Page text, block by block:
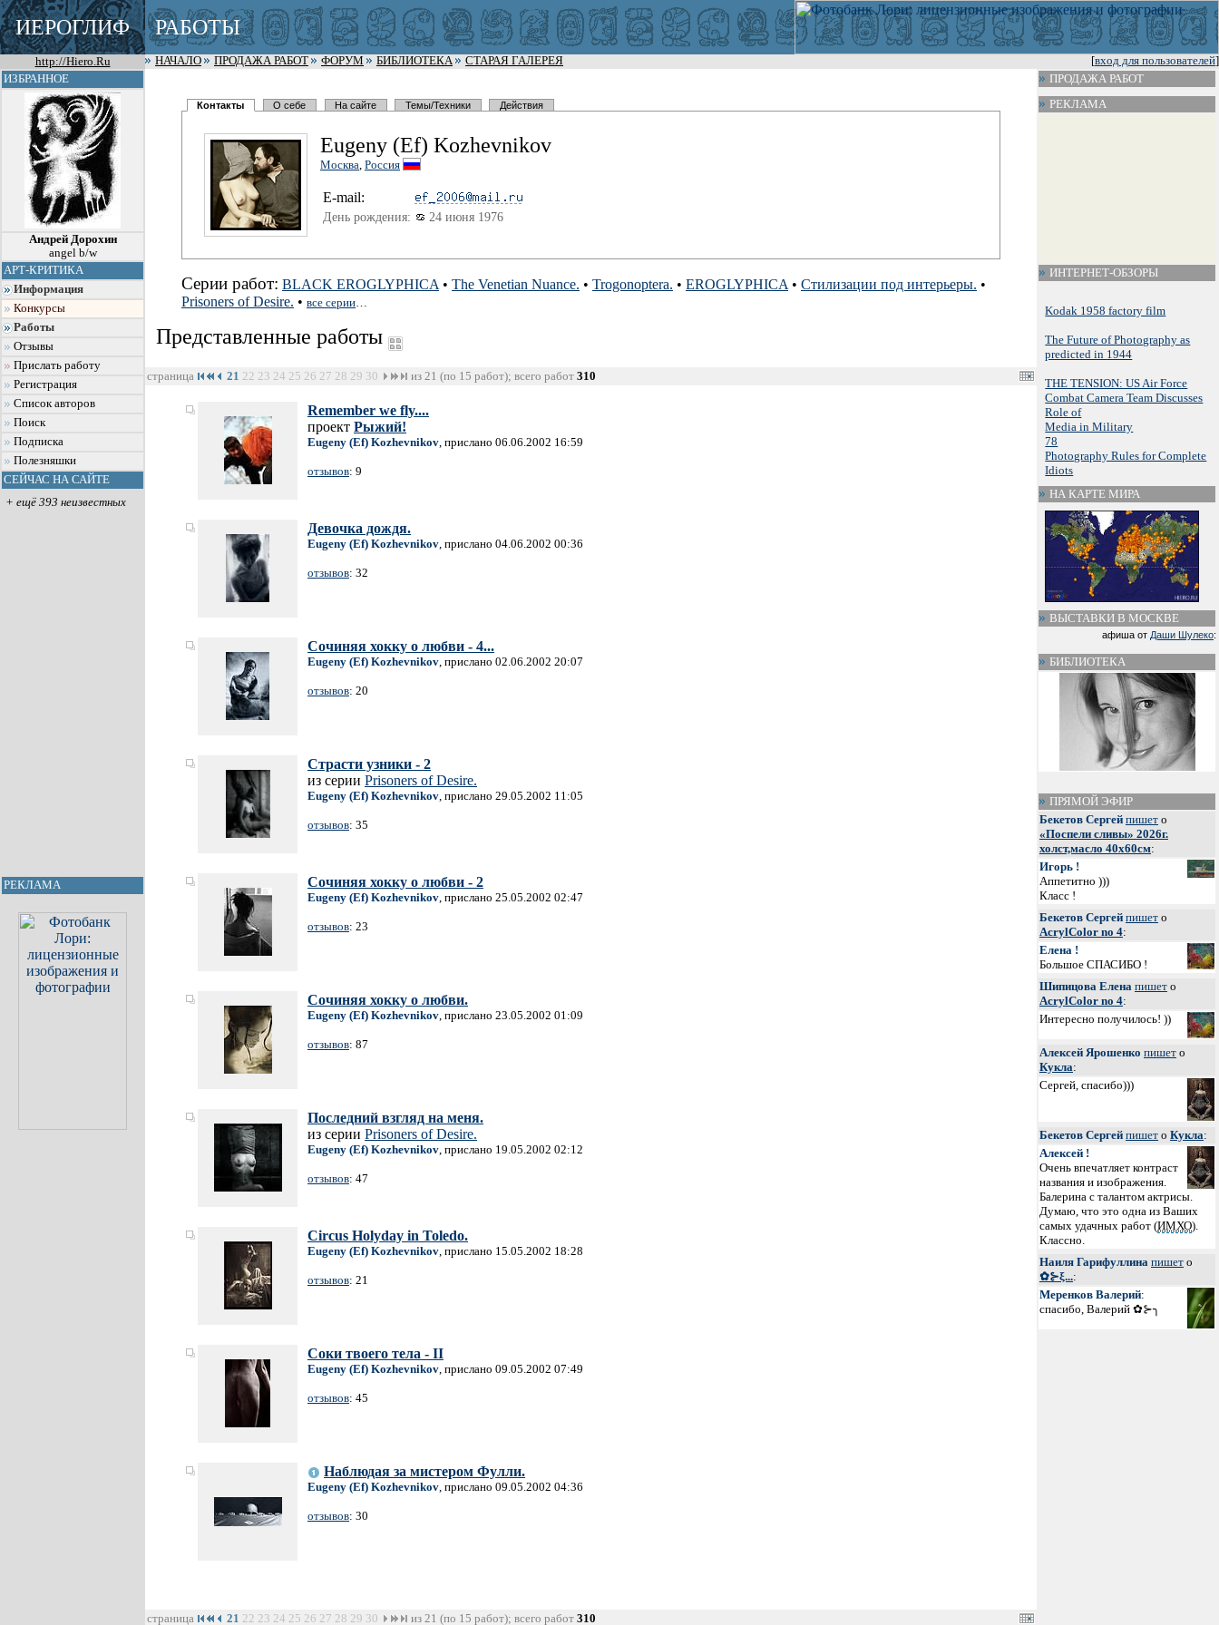
ИЕРОГЛИФ РАБОТЫ
http://Hiero.Ru [вход для пользователей]
НАЧАЛО ПРОДАЖА РАБОТ ФОРУМ БИБЛИОТЕКА
СТАРАЯ ГАЛЕРЕЯ
ИЗБРАННОЕ
Андрей Дорохин
angel b/w
АРТ-КРИТИКА
Информация
Конкурсы
Работы
Отзывы
Прислать работу
Регистрация
Список авторов
Поиск
Подписка
Полезняшки
СЕЙЧАС НА САЙТЕ
+ ещё 393 неизвестных
РЕКЛАМА
Контакты О себе На сайте Темы/Техники Действия
Eugeny (Ef) Kozhevnikov
Москва, Россия
E-mail:
День рождения: 24 июня 1976
Серии работ: BLACK EROGLYPHICA • The Venetian Nuance. • Trogonoptera. • EROGLYPHICA • Стилизации под интерьеры. •
Prisoners of Desire. • все серии…
Представленные работы
страница 21 22 23 24 25 26 27 28 29 30 из 21 (по 15 работ); всего работ 310
Remember we fly....
проект Рыжий!
Eugeny (Ef) Kozhevnikov, прислано 06.06.2002 16:59
отзывов: 9
Девочка дождя.
Eugeny (Ef) Kozhevnikov, прислано 04.06.2002 00:36
отзывов: 32
Сочиняя хокку о любви - 4...
Eugeny (Ef) Kozhevnikov, прислано 02.06.2002 20:07
отзывов: 20
Страсти узники - 2
из серии Prisoners of Desire.
Eugeny (Ef) Kozhevnikov, прислано 29.05.2002 11:05
отзывов: 35
Сочиняя хокку о любви - 2
Eugeny (Ef) Kozhevnikov, прислано 25.05.2002 02:47
отзывов: 23
Сочиняя хокку о любви.
Eugeny (Ef) Kozhevnikov, прислано 23.05.2002 01:09
отзывов: 87
Последний взгляд на меня.
из серии Prisoners of Desire.
Eugeny (Ef) Kozhevnikov, прислано 19.05.2002 02:12
отзывов: 47
Circus Holyday in Toledo.
Eugeny (Ef) Kozhevnikov, прислано 15.05.2002 18:28
отзывов: 21
Соки твоего тела - II
Eugeny (Ef) Kozhevnikov, прислано 09.05.2002 07:49
отзывов: 45
Наблюдая за мистером Фулли.
Eugeny (Ef) Kozhevnikov, прислано 09.05.2002 04:36
отзывов: 30
страница 21 22 23 24 25 26 27 28 29 30 из 21 (по 15 работ); всего работ 310
ПРОДАЖА РАБОТ
РЕКЛАМА
ИНТЕРНЕТ-ОБЗОРЫ
Kodak 1958 factory film
The Future of Photography as
predicted in 1944
THE TENSION: US Air Force
Combat Camera Team Discusses
Role of
Media in Military
78
Photography Rules for Complete
Idiots
НА КАРТЕ МИРА
ВЫСТАВКИ В МОСКВЕ
афиша от Даши Шулеко:
БИБЛИОТЕКА
ПРЯМОЙ ЭФИР
Бекетов Сергей пишет о
«Поспели сливы» 2026г.
холст,масло 40х60см:
Игорь !
Аппетитно )))
Класс !
Бекетов Сергей пишет о
AcrylColor no 4:
Елена !
Большое СПАСИБО !
Шипицова Елена пишет о
AcrylColor no 4:
Интересно получилось! ))
Алексей Ярошенко пишет о
Кукла:
Сергей, спасибо)))
Бекетов Сергей пишет о Кукла:
Алексей !
Очень впечатляет контраст
названия и изображения.
Балерина с талантом актрисы.
Думаю, что это одна из Ваших
самых удачных работ (ИМХО).
Классно.
Наиля Гарифуллина пишет о
✿⊱ξ...:
Меренков Валерий:
спасибо, Валерий ✿⊱╮